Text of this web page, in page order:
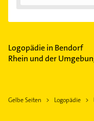
Logopädie in Bendorf
Rhein und der
Gelbe Seiten Logopädie